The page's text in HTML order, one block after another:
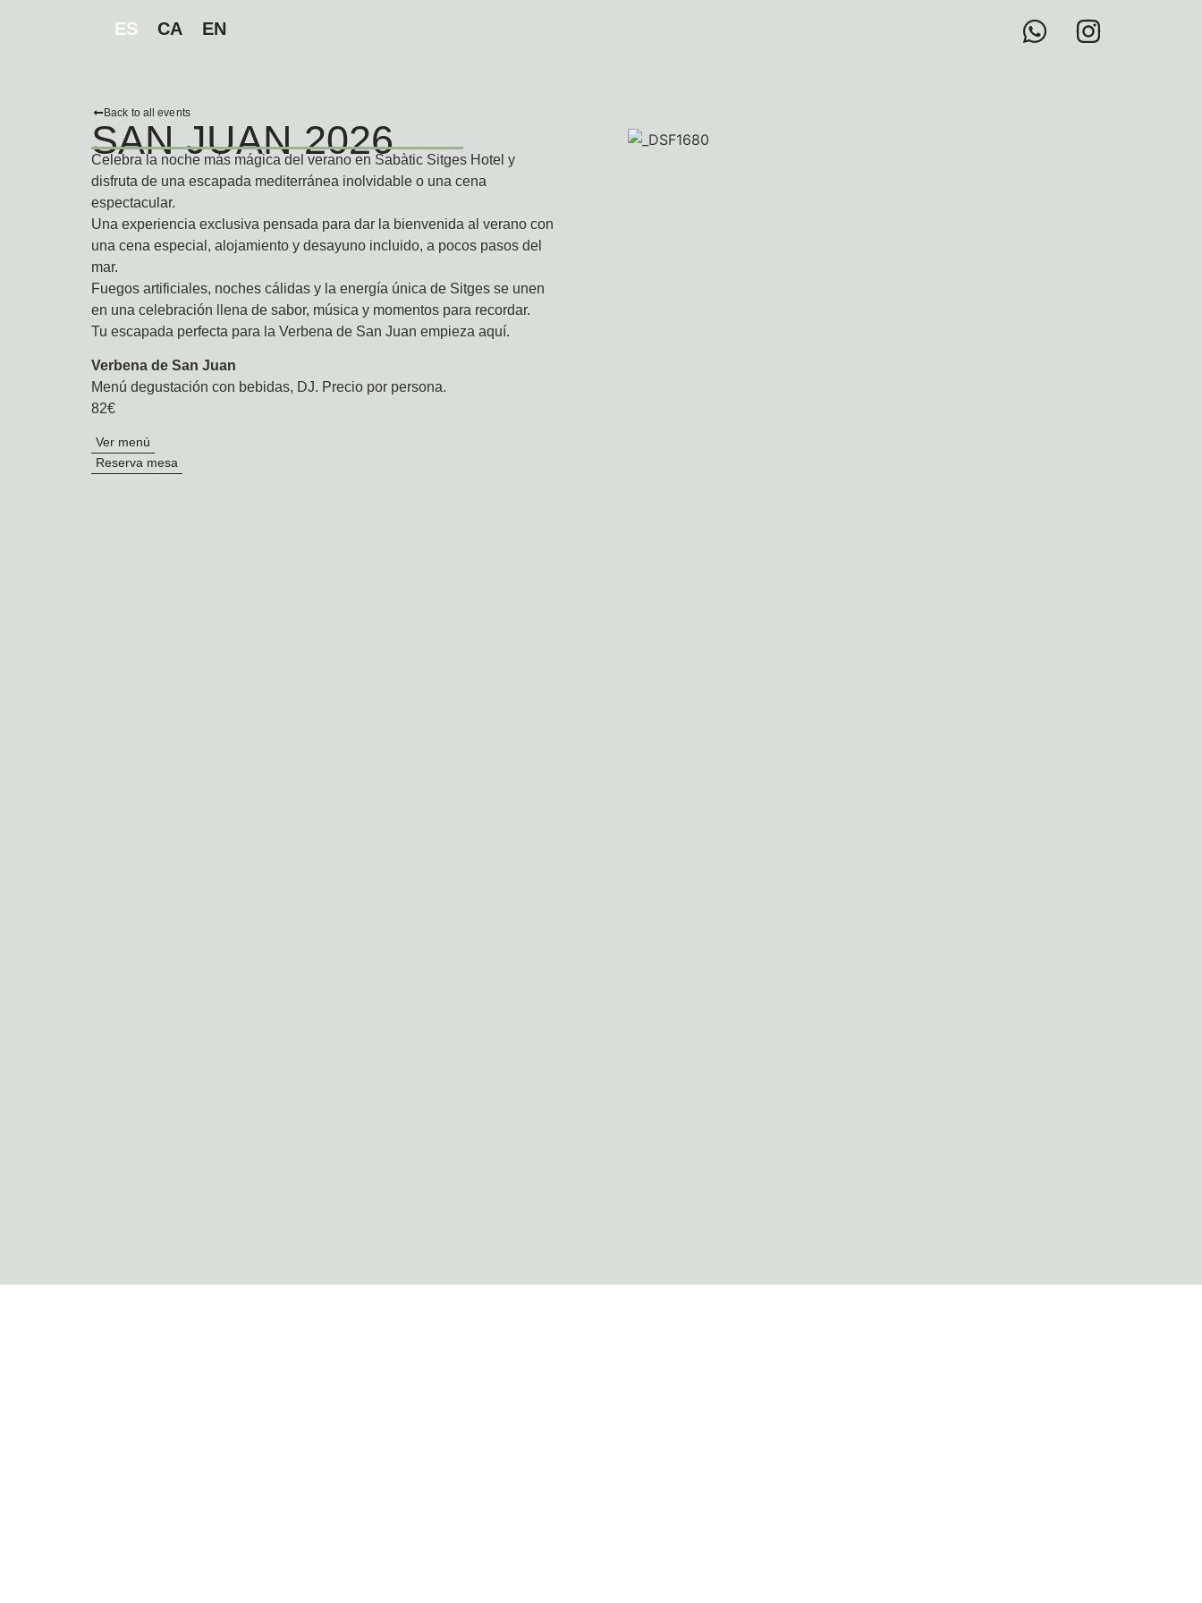
ES CA EN
Back to all events
SAN JUAN 2026
Celebra la noche más mágica del verano en Sabàtic Sitges Hotel y
disfruta de una escapada mediterránea inolvidable o una cena
espectacular.
Una experiencia exclusiva pensada para dar la bienvenida al verano con
una cena especial, alojamiento y desayuno incluido, a pocos pasos del
mar.
Fuegos artificiales, noches cálidas y la energía única de Sitges se unen
en una celebración llena de sabor, música y momentos para recordar.
Tu escapada perfecta para la Verbena de San Juan empieza aquí.
Verbena de San Juan
Menú degustación con bebidas, DJ. Precio por persona.
82€
Ver menú
Reserva mesa